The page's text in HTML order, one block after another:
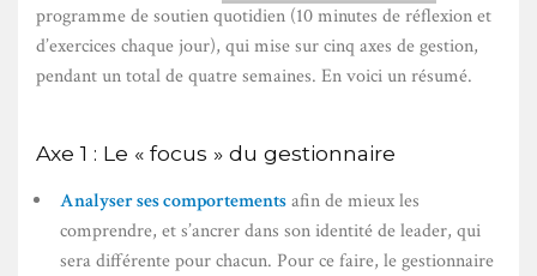
programme de soutien quotidien (10 minutes de réflexion et
d’exercices chaque jour), qui mise sur cinq axes de gestion,
pendant un total de quatre semaines. En voici un résumé.
Axe 1 : Le « focus » du gestionnaire
Analyser ses comportementsafin de mieux les
comprendre, et s’ancrer dans son identité de leader, qui
sera différente pour chacun. Pour ce faire, le gestionnaire